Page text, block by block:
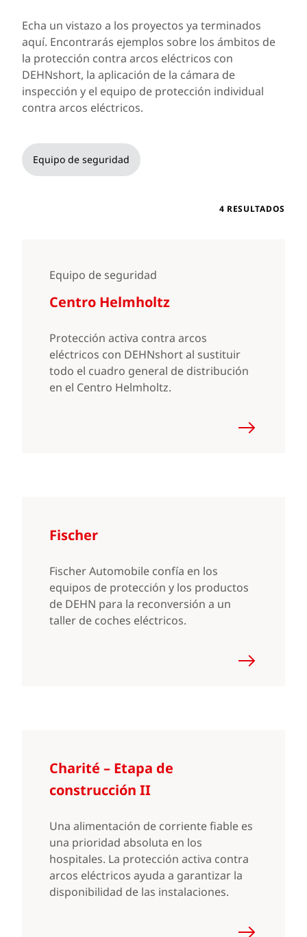
Echa un vistazo a los proyectos ya terminados
aquí. Encontrarás ejemplos sobre los ámbitos de
la protección contra arcos eléctricos con
DEHNshort, la aplicación de la cámara de
inspección y el equipo de protección individual
contra arcos eléctricos.
Equipo de seguridad
4 RESULTADOS
Equipo de seguridad
Centro Helmholtz
Protección activa contra arcos
eléctricos con DEHNshort al sustituir
todo el cuadro general de distribución
en el Centro Helmholtz.
Fischer
Fischer Automobile confía en los
equipos de protección y los productos
de DEHN para la reconversión a un
taller de coches eléctricos.
Charité – Etapa de
construcción II
Una alimentación de corriente fiable es
una prioridad absoluta en los
hospitales. La protección activa contra
arcos eléctricos ayuda a garantizar la
disponibilidad de las instalaciones.